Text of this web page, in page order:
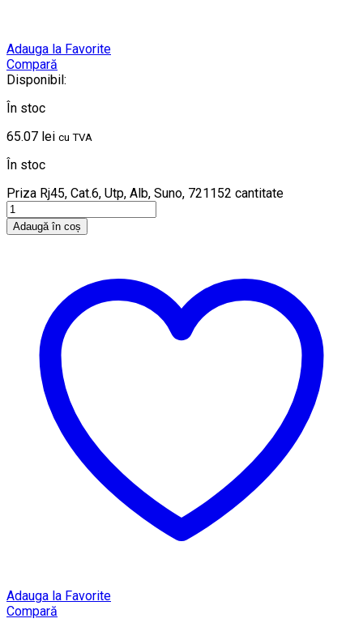
Adauga la Favorite
Compară
Disponibil:
În stoc
65.07 lei cu TVA
În stoc
Priza Rj45, Cat.6, Utp, Alb, Suno, 721152 cantitate
Adaugă în coș
Adauga la Favorite
Compară